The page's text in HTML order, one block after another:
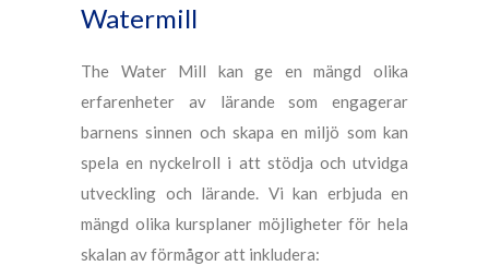
Watermill
The Water Mill kan ge en mängd olika
erfarenheter av lärande som engagerar
barnens sinnen och skapa en miljö som kan
spela en nyckelroll i att stödja och utvidga
utveckling och lärande. Vi kan erbjuda en
mängd olika kursplaner möjligheter för hela
skalan av förmågor att inkludera: